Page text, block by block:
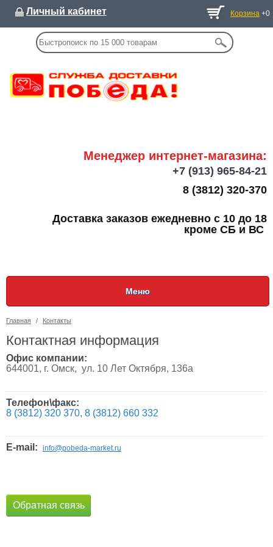
Личный кабинет Корзина +0
Менеджер интернет-магазина:
+7 (913) 965-84-21
8 (3812) 320-370
Доставка заказов ежедневно с 10 до 18
кроме СБ и ВС
Меню
Главная / Контакты
Контактная информация
Офис компании:
644001, г. Омск, ул. 10 Лет Октября, 136а
Телефон\факс:
8 (3812) 320 370, 8 (3812) 660 332
E-mail: info@pobeda-market.ru
Обратная связь